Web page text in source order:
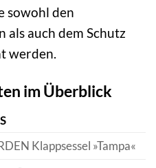
sowohl den
als auch dem Schutz
werden.
im Überblick
Klappsessel »Tampa«